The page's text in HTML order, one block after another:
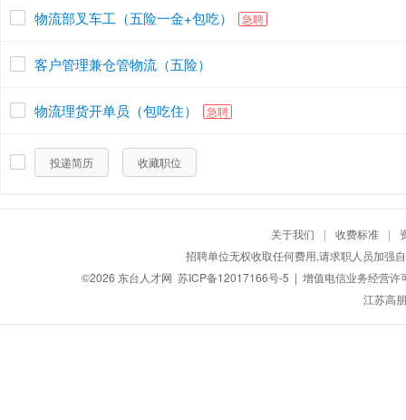
物流部叉车工（五险一金+包吃） 急聘
客户管理兼仓管物流（五险）
物流理货开单员（包吃住） 急聘
投递简历 收藏职位
关于我们 | 收费标准 |
招聘单位无权收取任何费用,请求职人员加强
©2026 东台人才网 苏ICP备12017166号-5 | 增值电信业务经营
江苏高